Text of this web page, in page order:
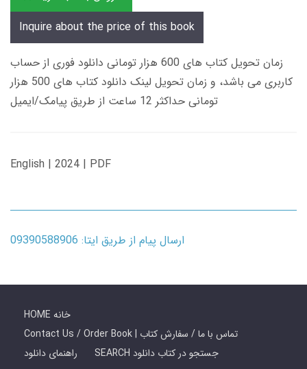
Inquire about the price of this book
زمان تحویل کتاب های 600 هزار تومانی دانلود فوری از حساب
کاربری می باشد، و زمان تحویل لینک دانلود کتاب های 500 هزار
تومانی حداکثر 12 ساعت از طریق پیامک/ایمیل
English | 2024 | PDF
ارسال پیام از طریق ایتا: 09390588906
HOME خانه
Contact Us / Order Book | تماس با ما / سفارش کتاب
راهنمای دانلود
SEARCH جستجو در کتاب دانلود